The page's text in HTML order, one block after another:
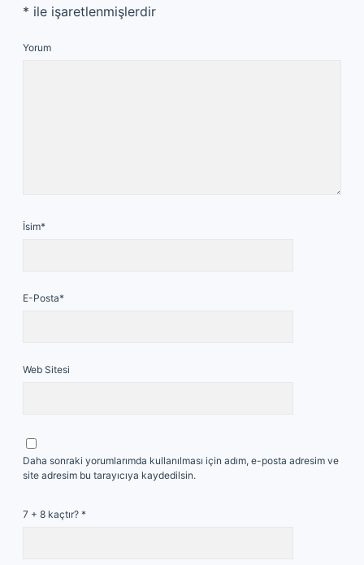
* ile işaretlenmişlerdir
Yorum
İsim*
E-Posta*
Web Sitesi
Daha sonraki yorumlarımda kullanılması için adım, e-posta adresim ve
site adresim bu tarayıcıya kaydedilsin.
7 + 8 kaçtır? *